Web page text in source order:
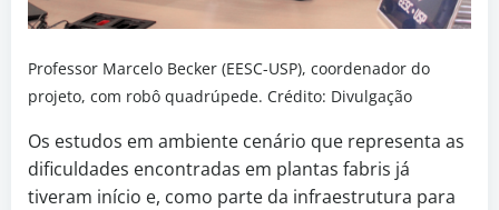
Professor Marcelo Becker (EESC-USP), coordenador do
projeto, com robô quadrúpede. Crédito: Divulgação
Os estudos em ambiente cenário que representa as
dificuldades encontradas em plantas fabris já
tiveram início e, como parte da infraestrutura para